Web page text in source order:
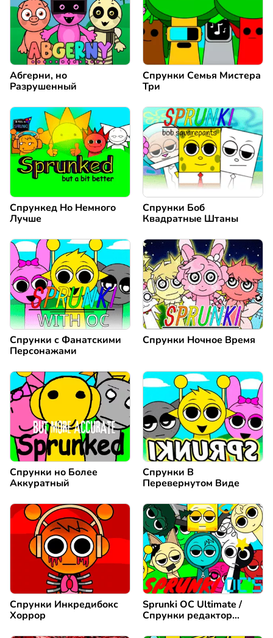
Абгерни, но
Разрушенный
Спрунки Семья Мистера
Три
Спрункед Но Немного
Лучше
Спрунки Боб
Квадратные Штаны
Спрунки с Фанатскими
Персонажами
Спрунки Ночное Время
Спрунки но Более
Аккуратный
Спрунки В
Перевернутом Виде
Спрунки Инкредибокс
Хоррор
Sprunki OC Ultimate /
Спрунки редактор